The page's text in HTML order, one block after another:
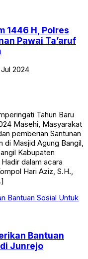
1446 H, Polres
Pawai Ta’aruf
2024
Tahun Baru
Masehi, Masyarakat
pemberian Santunan
di Masjid Agung Bangil,
Kabupaten
dalam acara
Hari Aziz, S.H.,
Bantuan
Junrejo